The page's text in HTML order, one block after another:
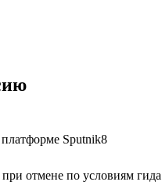
Sputnik8
отмене по условиям гида